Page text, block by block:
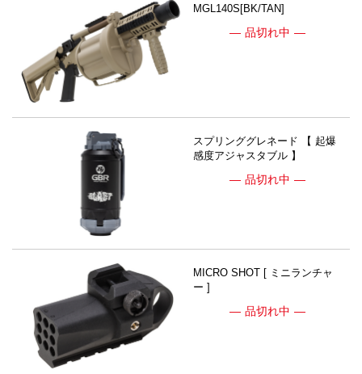
MGL140S[BK/TAN]
品切れ中
スプリンググレネード 【 起爆
感度アジャスタブル 】
品切れ中
MICRO SHOT [ ミニランチャ
ー ]
品切れ中